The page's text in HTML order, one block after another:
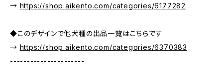
→ https://shop.aikento.com/categories/6177282
◆このデザインで他犬種の出品一覧はこちらです
→ https://shop.aikento.com/categories/6370383
----------------------